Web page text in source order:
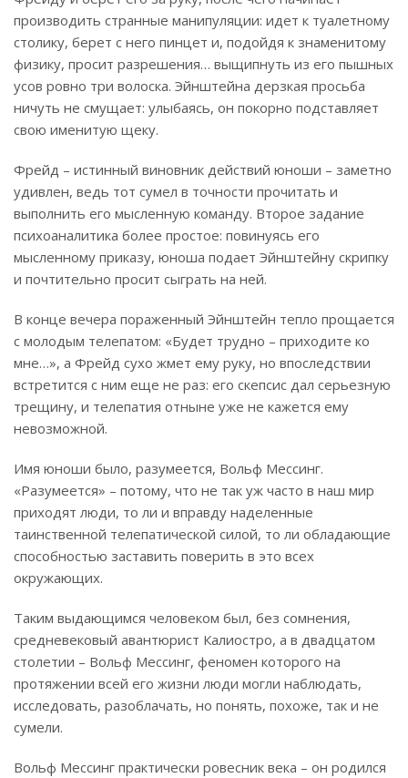
производить странные манипуляции: идет к туалетному
столику, берет с него пинцет и, подойдя к знаменитому
физику, просит разрешения… выщипнуть из его пышных
усов ровно три волоска. Эйнштейна дерзкая просьба
ничуть не смущает: улыбаясь, он покорно подставляет
свою именитую щеку.
Фрейд – истинный виновник действий юноши – заметно
удивлен, ведь тот сумел в точности прочитать и
выполнить его мысленную команду. Второе задание
психоаналитика более простое: повинуясь его
мысленному приказу, юноша подает Эйнштейну скрипку
и почтительно просит сыграть на ней.
В конце вечера пораженный Эйнштейн тепло прощается
с молодым телепатом: «Будет трудно – приходите ко
мне…», а Фрейд сухо жмет ему руку, но впоследствии
встретится с ним еще не раз: его скепсис дал серьезную
трещину, и телепатия отныне уже не кажется ему
невозможной.
Имя юноши было, разумеется, Вольф Мессинг.
«Разумеется» – потому, что не так уж часто в наш мир
приходят люди, то ли и вправду наделенные
таинственной телепатической силой, то ли обладающие
способностью заставить поверить в это всех
окружающих.
Таким выдающимся человеком был, без сомнения,
средневековый авантюрист Калиостро, а в двадцатом
столетии – Вольф Мессинг, феномен которого на
протяжении всей его жизни люди могли наблюдать,
исследовать, разоблачать, но понять, похоже, так и не
сумели.
Вольф Мессинг практически ровесник века – он родился